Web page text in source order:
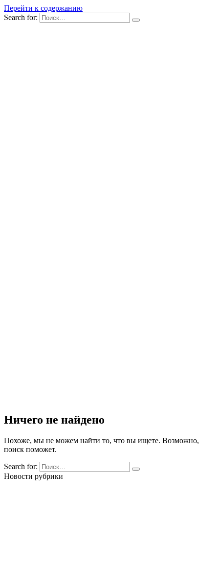
Перейти к содержанию
Search for:
Ничего не найдено
Похоже, мы не можем найти то, что вы ищете. Возможно,
поиск поможет.
Search for:
Новости рубрики